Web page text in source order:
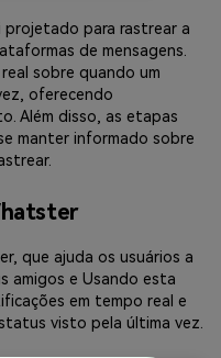
projetado para rastrear a
de mensagens.
sobre quando um
oferecendo
Além disso, as etapas
manter informado sobre
que ajuda os usuários a
amigos e Usando esta
em tempo real e
visto pela última vez.